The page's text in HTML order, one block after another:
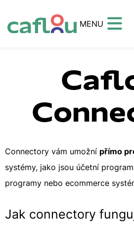
MENU
Connectory vám umožní přímo
systémy, jako jsou účetní
programy nebo ecommerce
Jak connectory